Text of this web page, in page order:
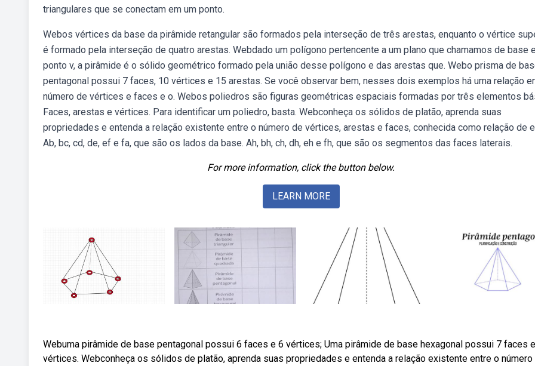
triangulares que se conectam em um ponto.
Webos vértices da base da pirâmide retangular são formados pela interseção de três arestas, enquanto o vértice
é formado pela interseção de quatro arestas. Webdado um polígono pertencente a um plano que chamamos de base
ponto v, a pirâmide é o sólido geométrico formado pela união desse polígono e das arestas que. Webo prisma de
pentagonal possui 7 faces, 10 vértices e 15 arestas. Se você observar bem, nesses dois exemplos há uma relação
número de vértices e faces e o. Webos poliedros são figuras geométricas espaciais formadas por três elementos
Faces, arestas e vértices. Para identificar um poliedro, basta. Webconheça os sólidos de platão, aprenda suas
propriedades e entenda a relação existente entre o número de vértices, arestas e faces, conhecida como relação de
Ab, bc, cd, de, ef e fa, que são os lados da base. Ah, bh, ch, dh, eh e fh, que são os segmentos das faces laterais.
For more information, click the button below.
LEARN MORE
Webuma pirâmide de base pentagonal possui 6 faces e 6 vértices; Uma pirâmide de base hexagonal possui 7 faces
vértices. Webconheça os sólidos de platão, aprenda suas propriedades e entenda a relação existente entre o número